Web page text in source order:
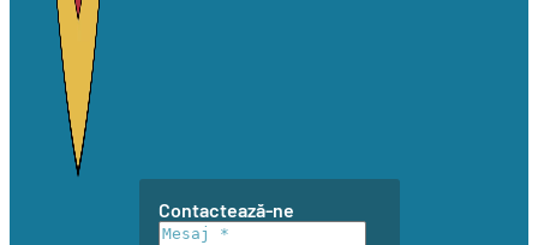
Contactează-ne